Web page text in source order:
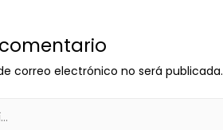
correo electrónico no será publicada.